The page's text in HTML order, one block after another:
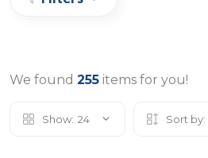
We found 255 items for you!
Show: 24 Sort by: